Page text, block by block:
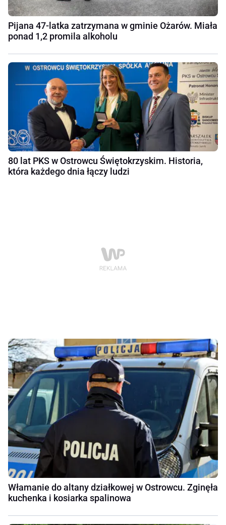
Pijana 47-latka zatrzymana w gminie Ożarów. Miała
ponad 1,2 promila alkoholu
80 lat PKS w Ostrowcu Świętokrzyskim. Historia,
która każdego dnia łączy ludzi
Włamanie do altany działkowej w Ostrowcu. Zginęła
kuchenka i kosiarka spalinowa